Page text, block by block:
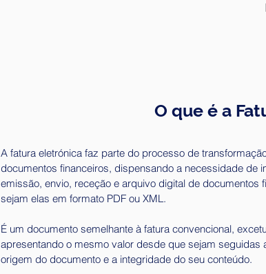
O que é a
A fatura eletrónica faz parte do processo de
documentos financeiros, dispensando a necessidade de
emissão, envio, receção e arquivo digital de
sejam elas em formato PDF ou XML.
É um documento semelhante à fatura convencional,
apresentando o mesmo valor desde que sejam
origem do documento e a integridade do seu conteúdo.